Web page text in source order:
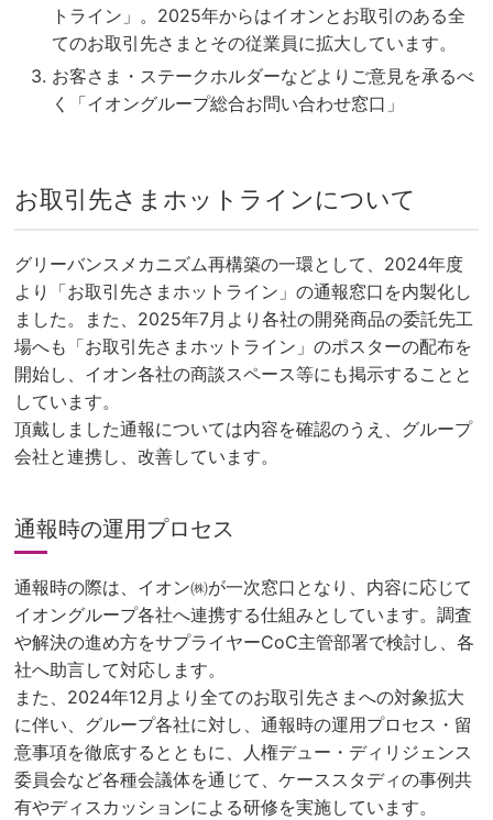
トライン」。2025年からはイオンとお取引のある全
てのお取引先さまとその従業員に拡大しています。
お客さま・ステークホルダーなどよりご意見を承るべ
く「イオングループ総合お問い合わせ窓口」
お取引先さまホットラインについて
グリーバンスメカニズム再構築の一環として、2024年度
より「お取引先さまホットライン」の通報窓口を内製化し
ました。また、2025年7月より各社の開発商品の委託先工
場へも「お取引先さまホットライン」のポスターの配布を
開始し、イオン各社の商談スペース等にも掲示することと
しています。
頂戴しました通報については内容を確認のうえ、グループ
会社と連携し、改善しています。
通報時の運用プロセス
通報時の際は、イオン㈱が一次窓口となり、内容に応じて
イオングループ各社へ連携する仕組みとしています。調査
や解決の進め方をサプライヤーCoC主管部署で検討し、各
社へ助言して対応します。
また、2024年12月より全てのお取引先さまへの対象拡大
に伴い、グループ各社に対し、通報時の運用プロセス・留
意事項を徹底するとともに、人権デュー・ディリジェンス
委員会など各種会議体を通じて、ケーススタディの事例共
有やディスカッションによる研修を実施しています。